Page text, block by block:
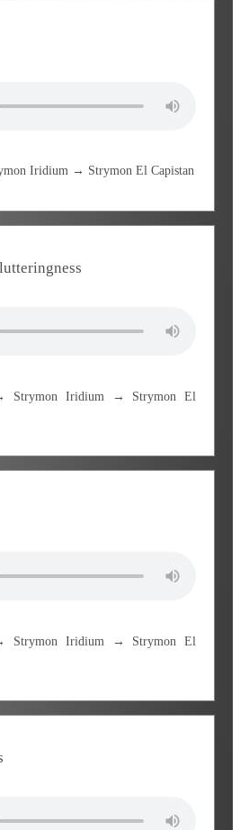
Iridium → Strymon El Capistan
→ Strymon Iridium → Strymon El
→ Strymon Iridium → Strymon El